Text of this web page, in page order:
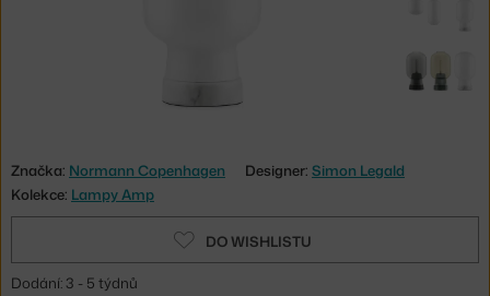
Značka: Normann Copenhagen Designer: Simon Legald
Kolekce: Lampy Amp
DO WISHLISTU
Dodání: 3 - 5 týdnů